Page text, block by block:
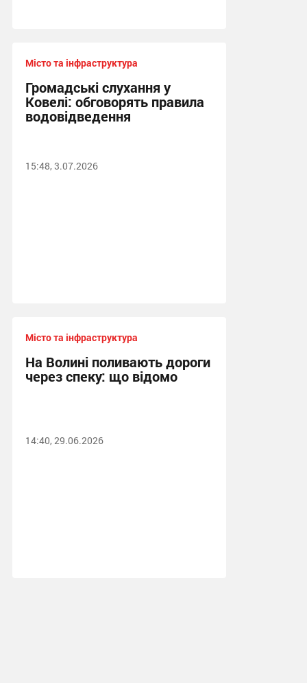
Місто та інфраструктура
Громадські слухання у
Ковелі: обговорять правила
водовідведення
15:48, 3.07.2026
Місто та інфраструктура
На Волині поливають дороги
через спеку: що відомо
14:40, 29.06.2026